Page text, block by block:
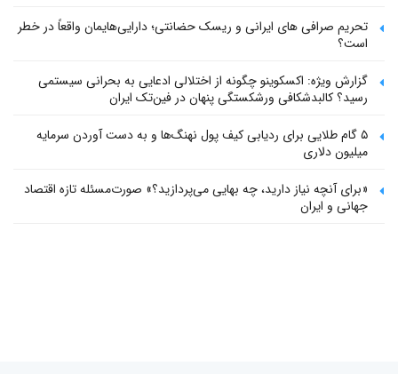
تحریم صرافی های ایرانی و ریسک حضانتی؛ دارایی‌هایمان واقعاً در خطر
است؟
گزارش ویژه: اکسکوینو چگونه از اختلالی ادعایی به بحرانی سیستمی
رسید؟ کالبدشکافی ورشکستگی پنهان در فین‌تک ایران
۵ گام طلایی برای ردیابی کیف پول‌ نهنگ‌ها و به دست آوردن سرمایه
میلیون دلاری
«برای آنچه نیاز دارید، چه بهایی می‌پردازید؟» صورت‌مسئله تازه اقتصاد
جهانی و ایران